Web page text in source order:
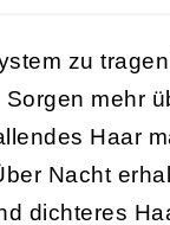
zu
mehr
Haar
Nacht
dichteres